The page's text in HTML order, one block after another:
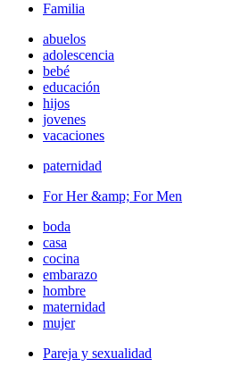
Familia
abuelos
adolescencia
bebé
educación
hijos
jovenes
vacaciones
paternidad
For Her &amp; For Men
boda
casa
cocina
embarazo
hombre
maternidad
mujer
Pareja y sexualidad